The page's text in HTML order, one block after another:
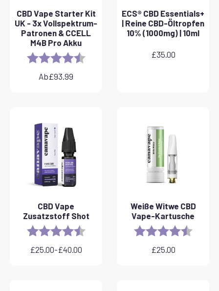
CBD Vape Starter Kit
UK - 3x Vollspektrum-
Patronen & CCELL
M4B Pro Akku
Rating: 4.8 out of 5 stars
Ab£93.99
ECS® CBD Essentials+
| Reine CBD-Öltropfen
10% (1000mg) | 10ml
£35.00
CBD Vape
Zusatzstoff Shot
Rating: 4.8 out of 5 stars
£25.00-£40.00
Preisspanne:
Weiße Witwe CBD
Vape-Kartusche
Rating: 4.6 out
£25.00